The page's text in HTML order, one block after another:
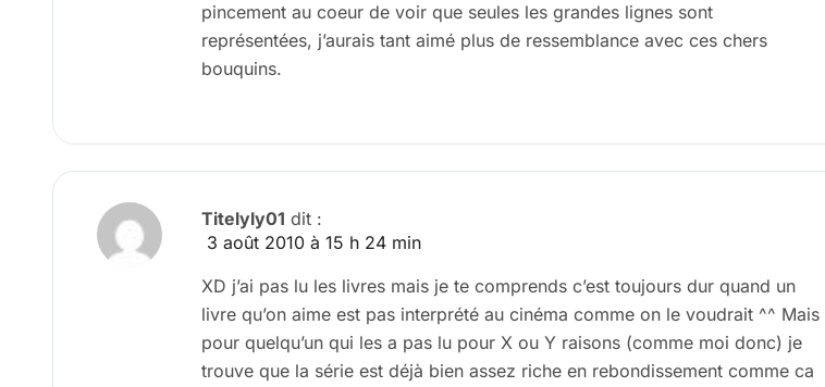
pincement au coeur de voir que seules les grandes lignes sont
représentées, j’aurais tant aimé plus de ressemblance avec ces chers
bouquins.
Titelyly01 dit :
3 août 2010 à 15 h 24 min
XD j’ai pas lu les livres mais je te comprends c’est toujours dur quand un
livre qu’on aime est pas interprété au cinéma comme on le voudrait ^^ Mais
pour quelqu’un qui les a pas lu pour X ou Y raisons (comme moi donc) je
trouve que la série est déjà bien assez riche en rebondissement comme ca